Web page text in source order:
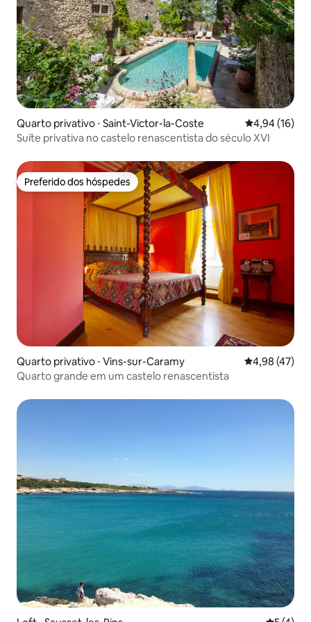
Quarto privativo ⋅ Saint-Victor-la-Coste 4,94 de uma
4,94 (16)
Suíte privativa no castelo renascentista do século XVI
Preferido dos hóspedes
Preferido dos hóspedes
Quarto privativo ⋅ Vins-sur-Caramy 4,98 de uma
4,98 (47)
Quarto grande em um castelo renascentista